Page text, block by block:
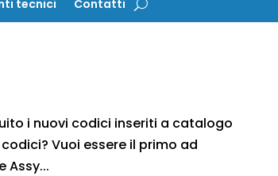
tecnici Contatti
tecnici Contatti
i nuovi codici inseriti a catalogo
Vuoi essere il primo ad
Assy...